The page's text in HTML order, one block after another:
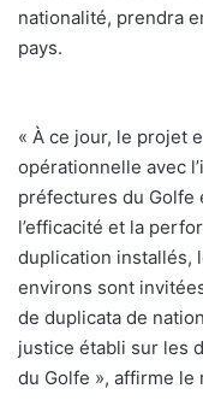
nationalité, prendra
pays.
« À ce jour, le projet
opérationnelle avec
préfectures du Golfe
l’efficacité et la
duplication installés,
environs sont
de duplicata de
justice établi sur les
du Golfe », affirme